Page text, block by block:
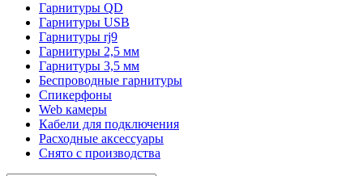
Гарнитуры QD
Гарнитуры USB
Гарнитуры rj9
Гарнитуры 2,5 мм
Гарнитуры 3,5 мм
Беспроводные гарнитуры
Спикерфоны
Web камеры
Кабели для подключения
Расходные аксессуары
Снято с производства